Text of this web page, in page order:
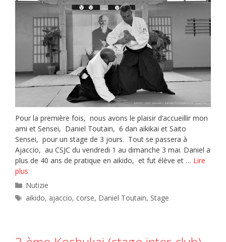
Pour la première fois, nous avons le plaisir d’accueillir mon
ami et Sensei, Daniel Toutain, 6 dan aikikai et Saito
Sensei, pour un stage de 3 jours. Tout se passera à
Ajaccio, au CSJC du vendredi 1 au dimanche 3 mai. Daniel a
plus de 40 ans de pratique en aikido, et fut élève et … Lire
plus
Catégories
Nutizie
Étiquettes
aikido, ajaccio, corse, Daniel Toutain, Stage